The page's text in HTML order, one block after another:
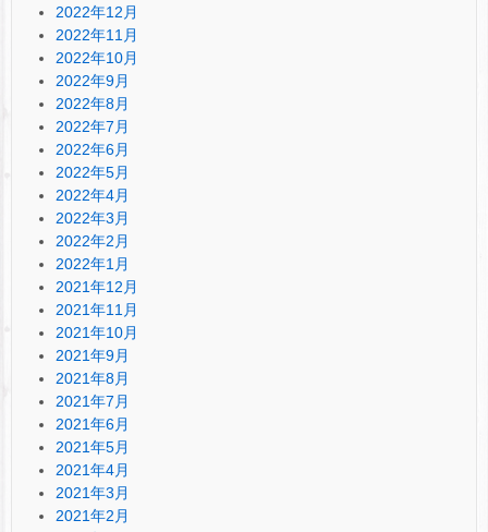
2022年12月
2022年11月
2022年10月
2022年9月
2022年8月
2022年7月
2022年6月
2022年5月
2022年4月
2022年3月
2022年2月
2022年1月
2021年12月
2021年11月
2021年10月
2021年9月
2021年8月
2021年7月
2021年6月
2021年5月
2021年4月
2021年3月
2021年2月